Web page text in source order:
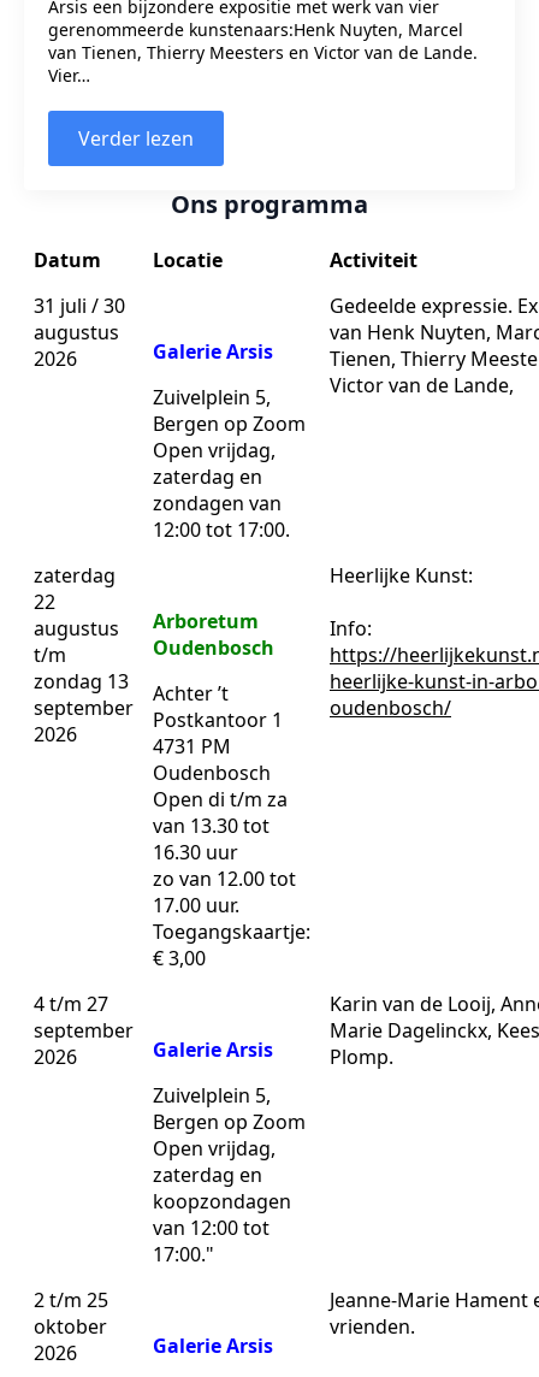
Arsis een bijzondere expositie met werk van vier
gerenommeerde kunstenaars:Henk Nuyten, Marcel
van Tienen, Thierry Meesters en Victor van de Lande.
Vier…
Verder lezen
Ons programma
Datum Locatie
Activiteit
31 juli / 30
augustus
2026
Galerie Arsis
Zuivelplein 5,
Bergen op Zoom
Open vrijdag,
zaterdag en
zondagen van
12:00 tot 17:00.
Gedeelde expressie.
van Henk Nuyten,
Tienen, Thierry
Victor van de Lande,
zaterdag
22
augustus
t/m
zondag 13
september
2026
Arboretum
Oudenbosch
Achter ’t
Postkantoor 1
4731 PM
Oudenbosch
Open di t/m za
van 13.30 tot
16.30 uur
zo van 12.00 tot
17.00 uur.
Toegangskaartje:
€ 3,00
Heerlijke Kunst:
Info:
https://
heerlijke-kunst-in-
oudenbosch/
4 t/m 27
september
2026
Galerie Arsis
Zuivelplein 5,
Bergen op Zoom
Open vrijdag,
zaterdag en
koopzondagen
van 12:00 tot
17:00."
Karin van de Looij,
Marie Dagelinckx, Kees
Plomp.
2 t/m 25
oktober
2026
Galerie Arsis
Jeanne-Marie Hament
vrienden.